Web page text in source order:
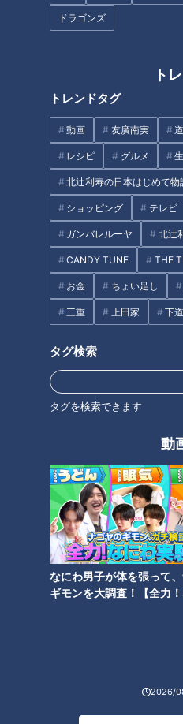
ドラゴンズ
ト
トレンドタグ
動画 友廣南実
レシピ グルメ
北辻利寿の日本はじめて物
ショッピング テレビ
ガンバレルーヤ 北辻
CANDY TUNE THE
お金 ちょい足し
三重 上田家 下道
タグ検索
タグを検索できます
動
なにわ男子が体を張って
ギモンを大調査！【全力
2026/
界集落“根尾越波”を見守り続け
る人々とその理由とは…
ドキュメンタリー
オススメ関連コンテンツ
【総集編】寝たきり少女と友達
の学校生活…“夜間中学”に通う
生徒たち…学校をテーマのドキ
2万人に1人の “指定難病” を患う
12歳少女 新たなチャレンジに
密着「アルビノも悪くない」
や貧困などで親と離れた若者た
ち 児童養護施設退所後に立ちは